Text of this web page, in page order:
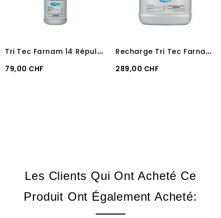
T
ri Tec Farnam 14 Répulsif puissant anti-insectes 946 ml
Prix
79,00 CHF
R
echarge Tri Tec Farnam 14 Répulsif puissant anti-insectes 3800 ml
Prix
289,00 CHF
Les Clients Qui Ont Acheté Ce
Produit Ont Également Acheté: